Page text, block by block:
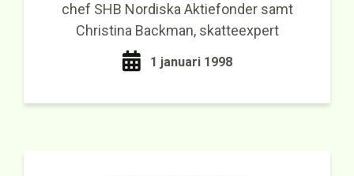
chef SHB Nordiska Aktiefonder samt
Christina Backman, skatteexpert
1 januari 1998